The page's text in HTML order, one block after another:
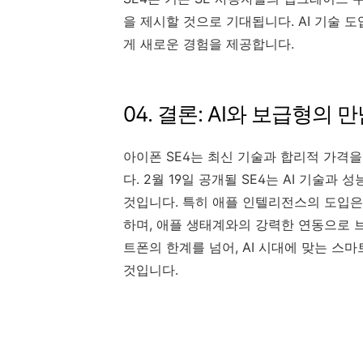
을 제시할 것으로 기대됩니다. AI 기술
게 새로운 경험을 제공합니다.
04. 결론: AI와 보급형의
아이폰 SE4는 최신 기술과 합리적 가격
다. 2월 19일 공개될 SE4는 AI 기술과
것입니다. 특히 애플 인텔리전스의 도입
하며, 애플 생태계와의 강력한 연동으로
트폰의 한계를 넘어, AI 시대에 맞는 스
것입니다.